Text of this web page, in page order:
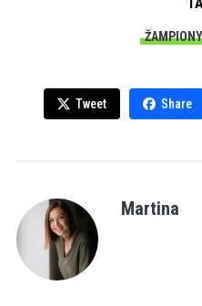
ŽAMPIONY
Tweet Share
Martina